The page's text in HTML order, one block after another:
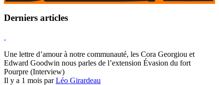
Derniers articles
Une lettre d’amour à notre communauté, les Cora Georgiou et
Edward Goodwin nous parles de l’extension Évasion du fort
Pourpre (Interview)
Il y a 1 mois parLéo Girardeau